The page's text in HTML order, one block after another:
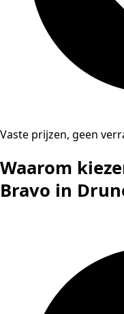
Vaste prijzen, geen
Waarom
Bravo in